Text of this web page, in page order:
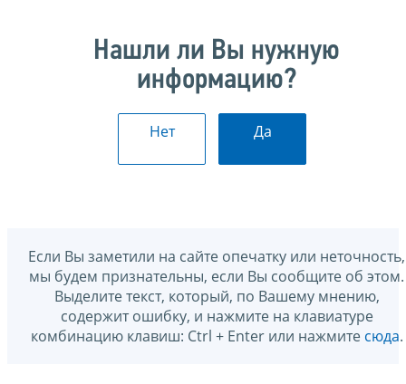
Нашли ли Вы нужную
информацию?
Нет Да
Если Вы заметили на сайте опечатку или неточность,
мы будем признательны, если Вы сообщите об этом.
Выделите текст, который, по Вашему мнению,
содержит ошибку, и нажмите на клавиатуре
комбинацию клавиш: Ctrl + Enter или нажмите сюда.